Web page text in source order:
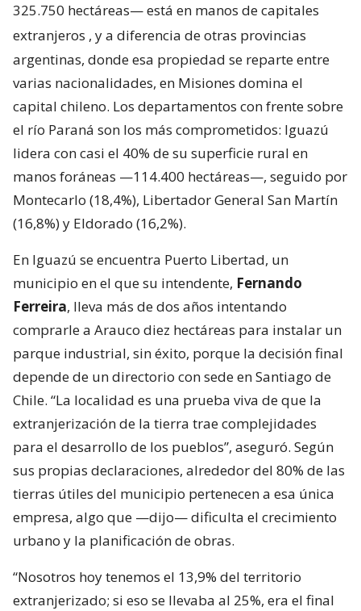
325.750 hectáreas— está en manos de capitales
extranjeros , y a diferencia de otras provincias
argentinas, donde esa propiedad se reparte entre
varias nacionalidades, en Misiones domina el
capital chileno. Los departamentos con frente sobre
el río Paraná son los más comprometidos: Iguazú
lidera con casi el 40% de su superficie rural en
manos foráneas —114.400 hectáreas—, seguido por
Montecarlo (18,4%), Libertador General San Martín
(16,8%) y Eldorado (16,2%).
En Iguazú se encuentra Puerto Libertad, un
municipio en el que su intendente, Fernando
Ferreira, lleva más de dos años intentando
comprarle a Arauco diez hectáreas para instalar un
parque industrial, sin éxito, porque la decisión final
depende de un directorio con sede en Santiago de
Chile. “La localidad es una prueba viva de que la
extranjerización de la tierra trae complejidades
para el desarrollo de los pueblos”, aseguró. Según
sus propias declaraciones, alrededor del 80% de las
tierras útiles del municipio pertenecen a esa única
empresa, algo que —dijo— dificulta el crecimiento
urbano y la planificación de obras.
“Nosotros hoy tenemos el 13,9% del territorio
extranjerizado; si eso se llevaba al 25%, era el final